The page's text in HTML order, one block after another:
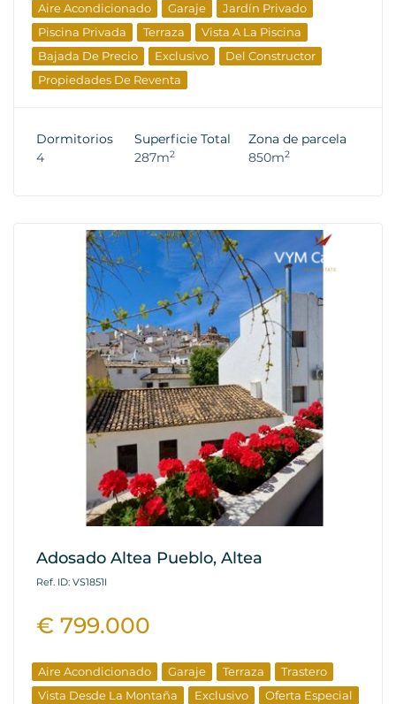
Aire Acondicionado Garaje
Jardín Privado
Piscina Privada
Terraza
Vista A La Piscina
Bajada De Precio
Exclusivo
Del Constructor
Propiedades De Reventa
Dormitorios
4
Superficie Total
287m2
Zona de parcela
850m2
Adosado Altea Pueblo, Altea
Ref. ID: VS1851I
€ 799.000
Aire Acondicionado Garaje Terraza
Trastero
Vista Desde La Montaña
Exclusivo
Oferta Especial